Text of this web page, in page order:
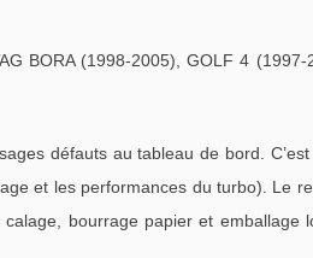
BORA (1998-2005), GOLF 4
défauts au tableau de bord.
et les performances du turbo). Le
bourrage papier et emballage